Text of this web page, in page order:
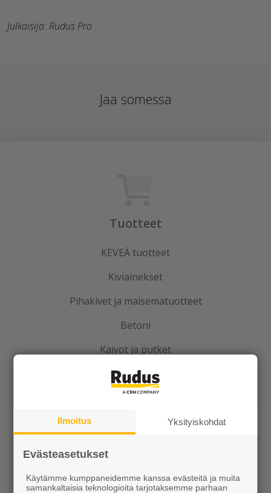
Julkaisija: Rudus Pro
Jaa somessa
Tuotteet
KEVEÄ tuotteet
Kiviainekset
Pihakivet ja maisematuotteet
Betoni
Kaivot ja putket
Infraelementit
Porraselementit
Julkisivuelementit
Ilmoitus Yksityiskohdat
Evästeasetukset
Käytämme kumppaneidemme kanssa evästeitä ja muita
samankaltaisia teknologioita tarjotaksemme parhaan